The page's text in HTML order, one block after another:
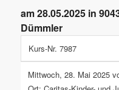
am 28.05.2025 in
Dümmler
Kurs-Nr. 7987
Mittwoch, 28. Mai 2025